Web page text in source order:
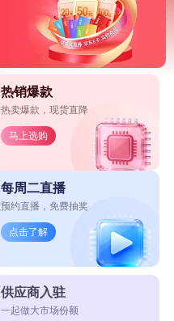
热销爆款
热卖爆款，现货直降
马上选购
每周二直播
预约直播，免费抽奖
点击了解
供应商入驻
一起做大市场份额